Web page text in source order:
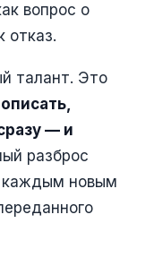
вопрос о
отказ.
талант. Это
— и
разброс
каждым новым